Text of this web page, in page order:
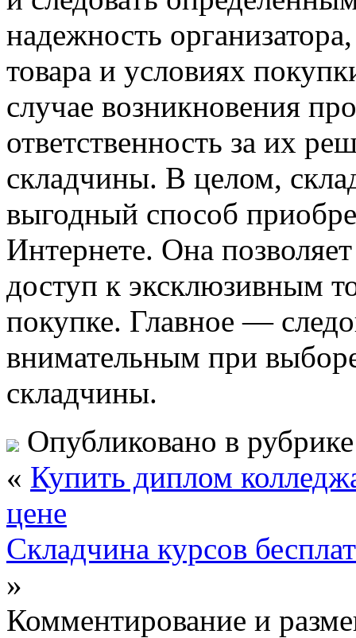
надежность
товара и условиях
случае возникновения
ответственность за их
складчины. В целом,
выгодный способ
Интернете. Она
доступ к эксклюзивным
покупке. Главное —
внимательным при
складчины.
Опубликовано в
« Купить диплом
цене
Складчина курсов
»
Комментирование и